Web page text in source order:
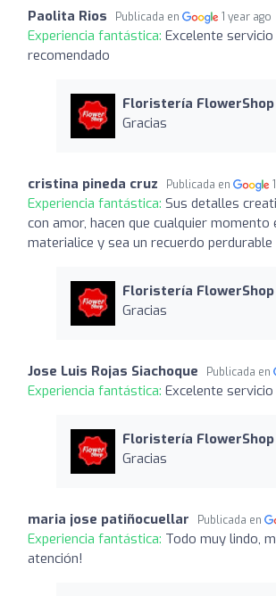
Paolita Rios Publicada en 1 year ago
Experiencia fantástica: Excelente
recomendado
Floristería
Gracias
cristina pineda cruz Publicada en
Experiencia fantástica: Sus detalles
con amor, hacen que cualquier momento
materialice y sea un recuerdo perdurable
Floristería
Gracias
Jose Luis Rojas Siachoque Publicada en
Experiencia fantástica: Excelente
Floristería
Gracias
maria jose patiñocuellar Publicada en
Experiencia fantástica: Todo muy lindo,
atención!